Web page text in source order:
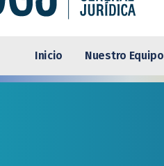
Inicio Nuestro Equipo